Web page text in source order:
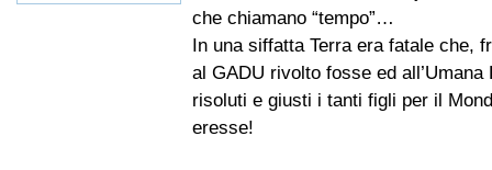
che chiamano “tempo”…
In una siffatta Terra era fatale che,
al GADU rivolto fosse ed
risoluti e giusti i tanti figli per il
eresse!